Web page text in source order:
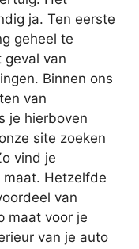
ja. Ten eerste
geheel te
geval van
Binnen ons
van
je hierboven
site zoeken
vind je
maat. Hetzelfde
van
maat voor je
van je auto